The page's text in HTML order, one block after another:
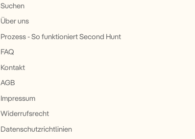
Suchen
Über uns
Prozess - So funktioniert Second Hunt
FAQ
Kontakt
AGB
Impressum
Widerrufsrecht
Datenschutzrichtlinien